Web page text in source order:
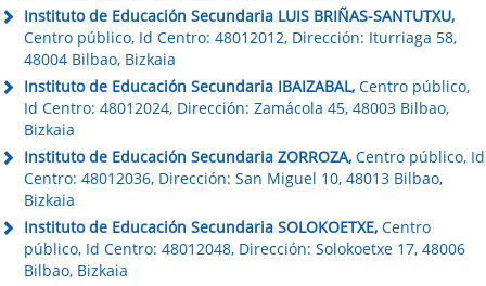
Instituto de Educación Secundaria LUIS BRIÑAS-SANTUTXU,
Centro público, Id Centro: 48012012, Dirección: Iturriaga 58,
48004 Bilbao, Bizkaia
Instituto de Educación Secundaria IBAIZABAL, Centro público,
Id Centro: 48012024, Dirección: Zamácola 45, 48003 Bilbao,
Bizkaia
Instituto de Educación Secundaria ZORROZA, Centro público, Id
Centro: 48012036, Dirección: San Miguel 10, 48013 Bilbao,
Bizkaia
Instituto de Educación Secundaria SOLOKOETXE, Centro
público, Id Centro: 48012048, Dirección: Solokoetxe 17, 48006
Bilbao, Bizkaia